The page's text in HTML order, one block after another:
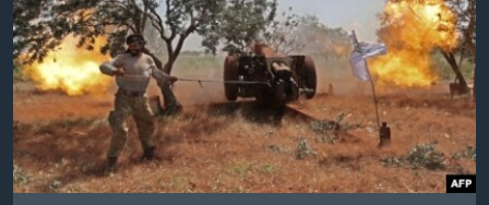
ژیان لە فەرهەنگدا
Learning English
FOLLOW US